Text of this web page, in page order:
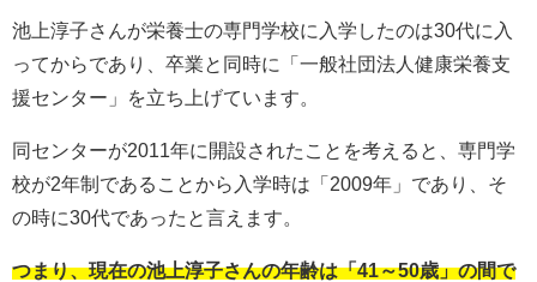
池上淳子さんが栄養士の専門学校に入学したのは30代に入
ってからであり、卒業と同時に「一般社団法人健康栄養支
援センター」を立ち上げています。
同センターが2011年に開設されたことを考えると、専門学
校が2年制であることから入学時は「2009年」であり、そ
の時に30代であったと言えます。
つまり、現在の池上淳子さんの年齢は「41～50歳」の間で